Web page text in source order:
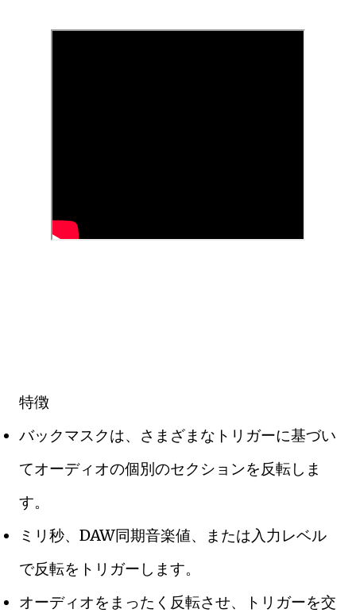
特徴
バックマスクは、さまざまなトリガーに基づい
てオーディオの個別のセクションを反転しま
す。
ミリ秒、DAW同期音楽値、または入力レベル
で反転をトリガーします。
オーディオをまったく反転させ、トリガーを交